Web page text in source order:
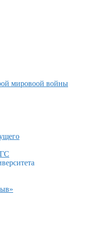
мировоой войны